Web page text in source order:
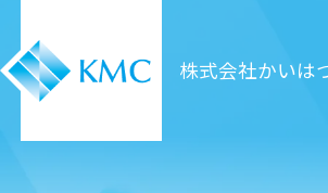
株式会社かいは